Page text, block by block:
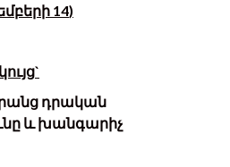
14)
`
դրական
և խանգարիչ